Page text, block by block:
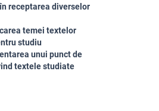
receptarea diverselor
temei textelor
studiu
unui punct de
textele studiate